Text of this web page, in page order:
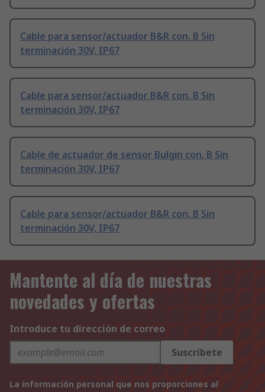
Cable para sensor/actuador B&R con. B Sin
terminación 30V, IP67
Cable para sensor/actuador B&R con. B Sin
terminación 30V, IP67
Cable de actuador de sensor Bulgin con. B Sin
terminación 30V, IP67
Cable para sensor/actuador B&R con. B Sin
terminación 30V, IP67
Mantente al día de nuestras
novedades y ofertas
Introduce tu dirección de correo
Suscríbete
La información personal que nos proporciones al